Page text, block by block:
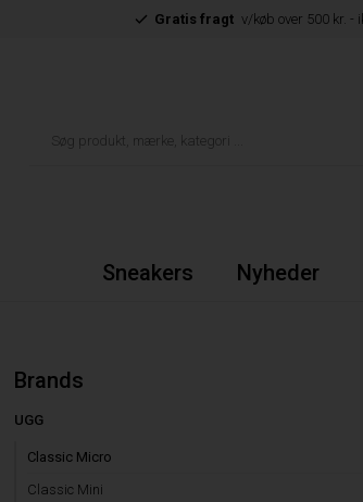
Gratis fragt v/køb over 500 kr. -
Sneakers Nyheder
Brands
UGG
Classic Micro
Classic Mini